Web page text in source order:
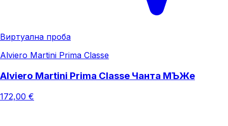
Виртуална проба
Alviero Martini Prima Classe
Alviero Martini Prima Classe Чанта МЪЖe
172,00 €